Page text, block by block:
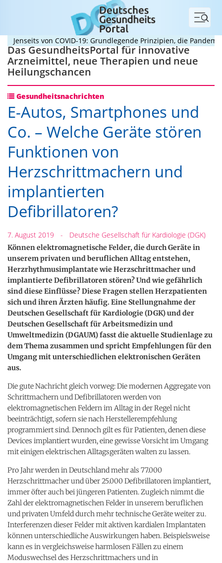
Menü
von COVID-19: Grundlegende Prinzipien, die Pandemien
Das GesundheitsPortal für innovative
Arzneimittel, neue Therapien und neue
Heilungschancen
Gesundheitsnachrichten
E-Autos, Smartphones und
Co. – Welche Geräte stören
Funktionen von
Herzschrittmachern und
implantierten
Defibrillatoren?
7. August 2019 - Deutsche Gesellschaft für Kardiologie (DGK)
Können elektromagnetische Felder, die durch Geräte in
unserem privaten und beruflichen Alltag entstehen,
Herzrhythmusimplantate wie Herzschrittmacher und
implantierte Defibrillatoren stören? Und wie gefährlich
sind diese Einflüsse? Diese Fragen stellen Herzpatienten
sich und ihren Ärzten häufig. Eine Stellungnahme der
Deutschen Gesellschaft für Kardiologie (DGK) und der
Deutschen Gesellschaft für Arbeitsmedizin und
Umweltmedizin (DGAUM) fasst die aktuelle Studienlage zu
dem Thema zusammen und spricht Empfehlungen für den
Umgang mit unterschiedlichen elektronischen Geräten
aus.
Die gute Nachricht gleich vorweg: Die modernen Aggregate von
Schrittmachern und Defibrillatoren werden von
elektromagnetischen Feldern im Alltag in der Regel nicht
beeinträchtigt, sofern sie nach Herstellerempfehlung
programmiert sind. Dennoch gilt es für Patienten, denen diese
Devices implantiert wurden, eine gewisse Vorsicht im Umgang
mit einigen elektrischen Alltagsgeräten walten zu lassen.
Pro Jahr werden in Deutschland mehr als 77.000
Herzschrittmacher und über 25.000 Defibrillatoren implantiert,
immer öfter auch bei jüngeren Patienten. Zugleich nimmt die
Zahl der elektromagnetischen Felder in unserem beruflichen
und privaten Umfeld durch mehr technische Geräte weiter zu.
Interferenzen dieser Felder mit aktiven kardialen Implantaten
können unterschiedliche Auswirkungen haben. Beispielsweise
kann es in vergleichsweise harmlosen Fällen zu einem
Moduswechsel des Herzschrittmachers und in